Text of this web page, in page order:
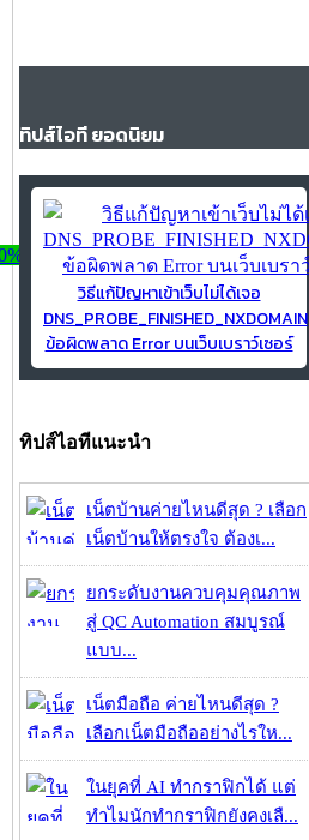
ทิปส์ไอที ยอดนิยม
วิธีแก้ปัญหาเข้าเว็บไม่ได้เจอ
DNS_PROBE_FINISHED_NXDOMAIN
ข้อผิดพลาด Error บนเว็บเบราว์เซอร์
ทิปส์ไอทีแนะนำ
เน็ตบ้านค่ายไหนดีสุด ? เลือก
เน็ตบ้านให้ตรงใจ ต้องเ...
ยกระดับงานควบคุมคุณภาพ
สู่ QC Automation สมบูรณ์
แบบ...
เน็ตมือถือ ค่ายไหนดีสุด ?
เลือกเน็ตมือถืออย่างไรให...
ในยุคที่ AI ทำกราฟิกได้ แต่
ทำไมนักทำกราฟิกยังคงเลื...